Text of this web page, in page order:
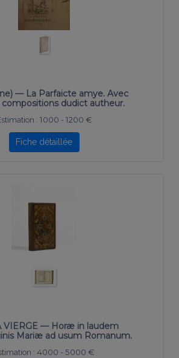
— La Parfaicte amye. Avec
compositions dudict autheur.
: 1000 - 1200 €
Fiche détaillée
VIERGE — Horæ in laudem
Mariæ ad usum Romanum.
: 4000 - 5000 €